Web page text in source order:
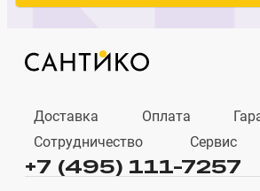
Доставка Оплата
Сотрудничество
Сервис
+7 (495) 111-7257